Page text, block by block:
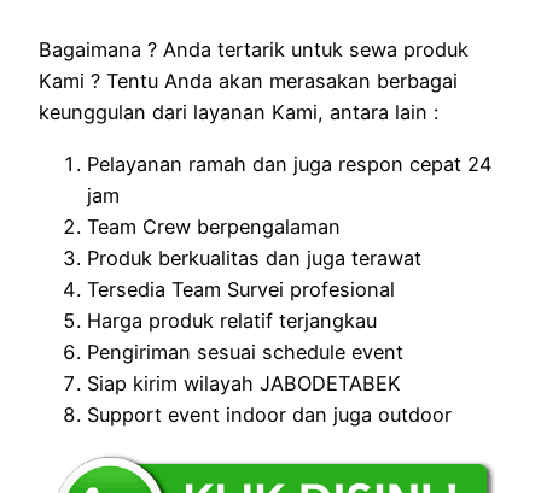
Bagaimana ? Anda tertarik untuk sewa produk
Kami ? Tentu Anda akan merasakan berbagai
keunggulan dari layanan Kami, antara lain :
Pelayanan ramah dan juga respon cepat 24
jam
Team Crew berpengalaman
Produk berkualitas dan juga terawat
Tersedia Team Survei profesional
Harga produk relatif terjangkau
Pengiriman sesuai schedule event
Siap kirim wilayah JABODETABEK
Support event indoor dan juga outdoor